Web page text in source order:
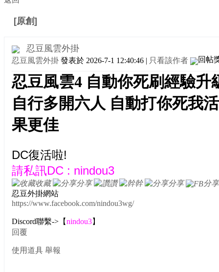
[原創]
忍豆風雲外掛
忍豆風雲外掛 發表於 2026-7-1 12:40:46 | 只看該作者
忍豆風雲4 自動你死刷經驗升
自行多開六人 自動打你死我
果更佳
DC復活啦!
請私訊DC : nindou3
收藏 分享 讚 幹 分享
分享
忍豆外掛網站
https://www.facebook.com/nindou3wg/
Discord聯繫->【nindou3】
回覆
使用道具 舉報